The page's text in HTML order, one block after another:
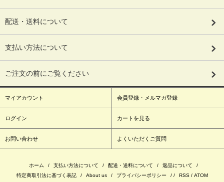
配送・送料について
支払い方法について
ご注文の前にご覧ください
マイアカウント 会員登録・メルマガ登録
ログイン カートを見る
お問い合わせ よくいただくご質問
ホーム / 支払い方法について / 配送・送料について / 返品について
/
特定商取引法に基づく表記
/ About us / プライバシーポリシー / / RSS/ ATOM